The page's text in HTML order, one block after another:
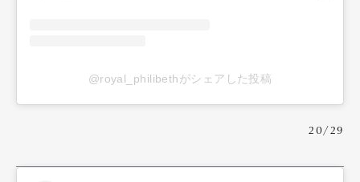
@royal_philibethがシェアした投稿
20/29